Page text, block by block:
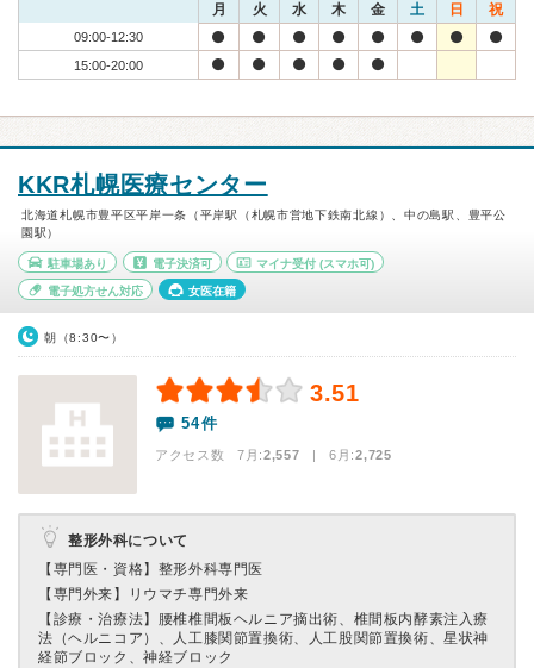
月 火 水 木 金 土 日 祝
09:00-12:30
15:00-20:00
KKR札幌医療センター
北海道札幌市豊平区平岸一条（平岸駅（札幌市営地下鉄南北線）、中の島駅、豊平公
園駅）
駐車場あり 電子決済可 マイナ受付 (スマホ可)
電子処方せん対応 女医在籍
朝（8:30〜）
3.51
54件
アクセス数 7月:2,557 | 6月:2,725
整形外科について
【専門医・資格】 整形外科専門医
【専門外来】
リウマチ専門外来
【診療・治療法】
腰椎椎間板ヘルニア摘出術、椎間板内酵素注入療
法（ヘルニコア）、人工膝関節置換術、人工股関節置換術、星状神
経節ブロック、神経ブロック